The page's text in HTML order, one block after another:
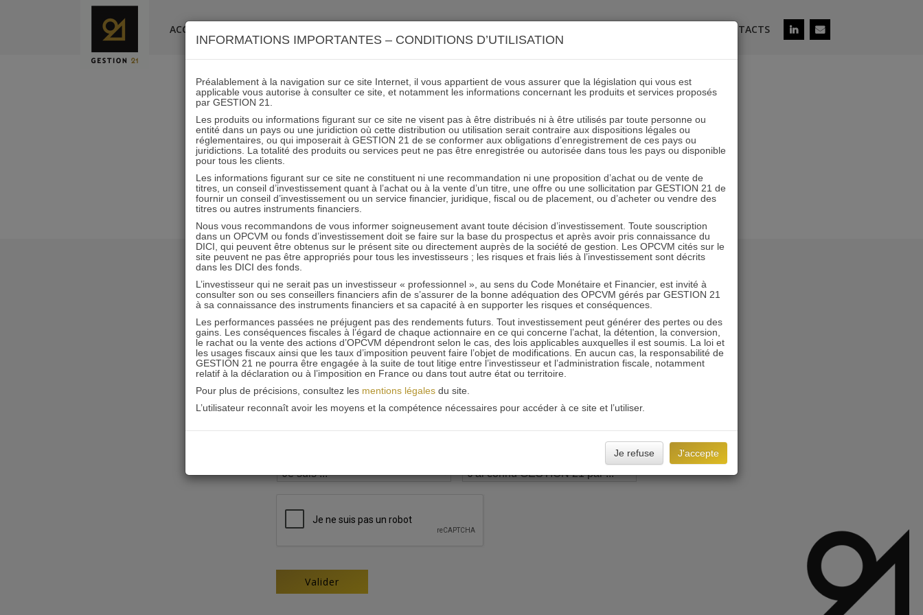
ACCUEIL CONTACTS
3ans A 10sur118
05.03.2018 - Partagez l'article sur
RESTER INFORMÉ
Recevoir nos newsletters
INFORMATIONS IMPORTANTES – CONDITIONS D’UTILISATION
Préalablement à la navigation sur ce site Internet, il vous appartient de vous assurer que la législation qui vous est
applicable vous autorise à consulter ce site, et notamment les informations concernant les produits et services proposés
par GESTION 21.
Les produits ou informations figurant sur ce site ne visent pas à être distribués ni à être utilisés par toute personne ou
entité dans un pays ou une juridiction où cette distribution ou utilisation serait contraire aux dispositions légales ou
réglementaires, ou qui imposerait à GESTION 21 de se conformer aux obligations d’enregistrement de ces pays ou
juridictions. La totalité des produits ou services peut ne pas être enregistrée ou autorisée dans tous les pays ou disponible
pour tous les clients.
Les informations figurant sur ce site ne constituent ni une recommandation ni une proposition d’achat ou de vente de
titres, un conseil d’investissement quant à l’achat ou à la vente d’un titre, une offre ou une sollicitation par GESTION 21 de
fournir un conseil d’investissement ou un service financier, juridique, fiscal ou de placement, ou d’acheter ou vendre des
titres ou autres instruments financiers.
Nous vous recommandons de vous informer soigneusement avant toute décision d’investissement. Toute souscription
dans un OPCVM ou fonds d’investissement doit se faire sur la base du prospectus et après avoir pris connaissance du
DICI, qui peuvent être obtenus sur le présent site ou directement auprès de la société de gestion. Les OPCVM cités sur le
site peuvent ne pas être appropriés pour tous les investisseurs ; les risques et frais liés à l’investissement sont décrits
dans les DICI des fonds.
L’investisseur qui ne serait pas un investisseur « professionnel », au sens du Code Monétaire et Financier, est invité à
consulter son ou ses conseillers financiers afin de s’assurer de la bonne adéquation des OPCVM gérés par GESTION 21
à sa connaissance des instruments financiers et sa capacité à en supporter les risques et conséquences.
Les performances passées ne préjugent pas des rendements futurs. Tout investissement peut générer des pertes ou des
gains. Les conséquences fiscales à l’égard de chaque actionnaire en ce qui concerne l’achat, la détention, la conversion,
le rachat ou la vente des actions d’OPCVM dépendront selon le cas, des lois applicables auxquelles il est soumis. La loi et
les usages fiscaux ainsi que les taux d’imposition peuvent faire l’objet de modifications. En aucun cas, la responsabilité de
GESTION 21 ne pourra être engagée à la suite de tout litige entre l’investisseur et l’administration fiscale, notamment
relatif à la déclaration ou à l’imposition en France ou dans tout autre état ou territoire.
Pour plus de précisions, consultez les mentions légalesdu site.
L’utilisateur reconnaît avoir les moyens et la compétence nécessaires pour accéder à ce site et l’utiliser.
Je refuse J'accepte